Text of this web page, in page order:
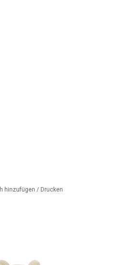
hinzufügen / Drucken
Mütze und Socken für